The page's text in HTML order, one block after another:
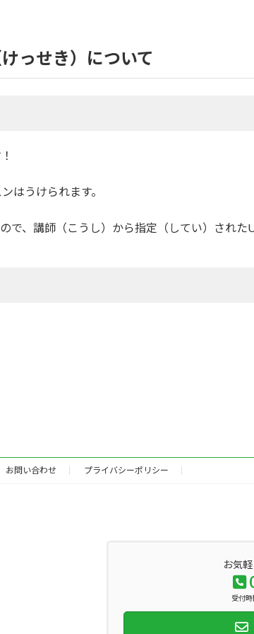
っせき）について
はうけられます。
、講師（こうし）から指定（してい）された
お問い合わせ プライバシーポリシー
お気
受付